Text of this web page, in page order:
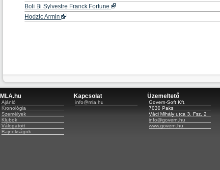
Boli Bi Sylvestre Franck Fortune
Hodzic Armin
MLA.hu
Ajánló
Kronológia
Személyek
Klubok
Válogatott
Bajnokságok
Kapcsolat
info@mla.hu
Üzemeltető
Govern-Soft Kft.
7030 Paks
Váci Mihály utca 3. Fsz. 2
info@govern.hu
www.govern.hu